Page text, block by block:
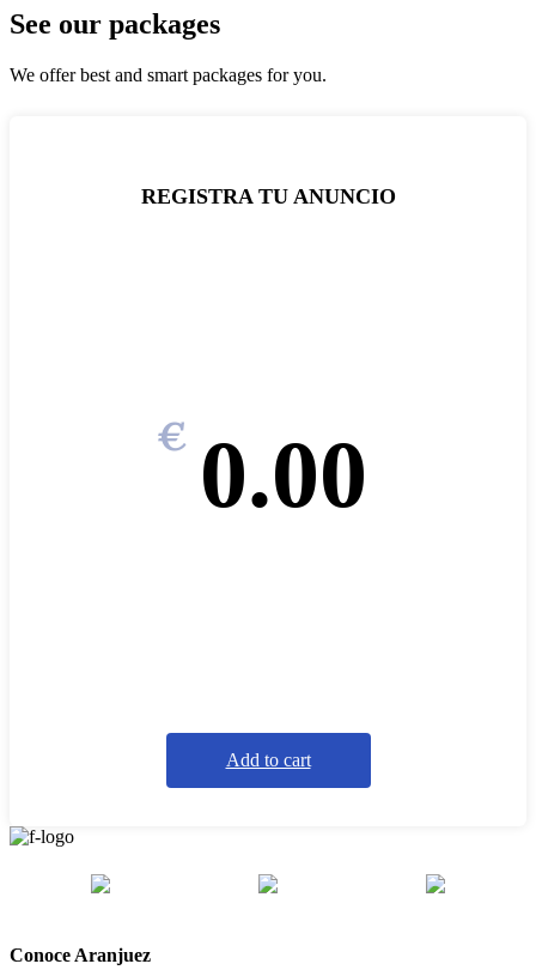
See our packages
We offer best and smart packages for you.
REGISTRA TU ANUNCIO
0.00
€
Add to cart
Conoce Aranjuez